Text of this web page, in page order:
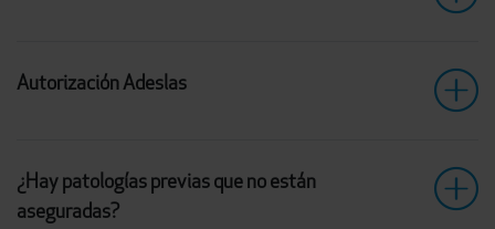
Autorización Adeslas
¿Hay patologías previas que no están
aseguradas?